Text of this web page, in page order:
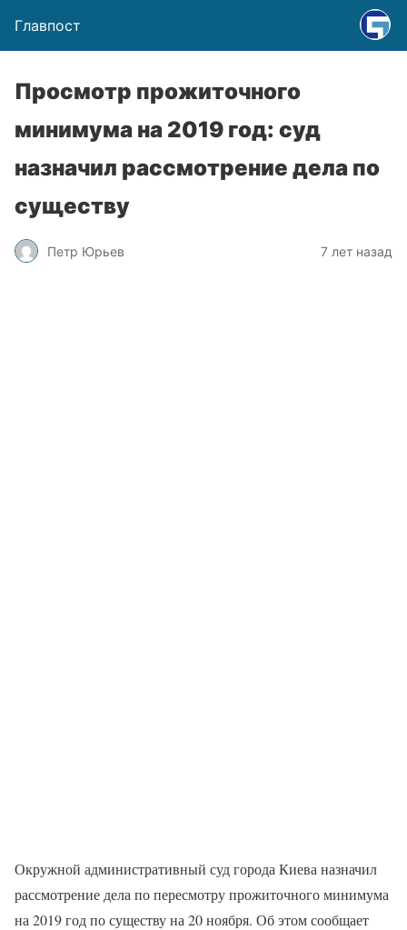
Главпост
Просмотр прожиточного
минимума на 2019 год: суд
назначил рассмотрение дела по
существу
Петр Юрьев 7 лет назад
Окружной административный суд города Киева назначил
рассмотрение дела по пересмотру прожиточного минимума
на 2019 год по существу на 20 ноября. Об этом сообщает